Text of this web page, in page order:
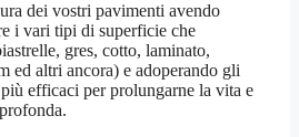
dei vostri pavimenti avendo
i vari tipi di superficie che
gres, cotto, laminato,
ed altri ancora) e adoperando gli
efficaci per prolungarne la vita e